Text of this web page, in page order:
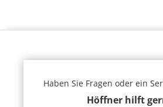
Haben Sie Fragen oder ein
Höffner hilft